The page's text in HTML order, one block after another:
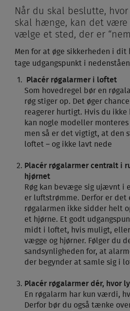
Når du skal beslutte,
skal hænge, kan det
vælge et sted, der er
Men for at øge sikkerheden i
tage udgangspunkt i
Placér røgalarmer i loftet
Som hovedregel bør en
røg stiger op. Det øger
reagerer hurtigt. Hvis du
kan nogle modeller
men så er det vigtigt, at den
loftet – og ikke lavt nede
Placér røgalarmer centralt i
hjørnet
Røg kan bevæge sig ujævnt i
er luftstrømme. Derfor er det
røgalarmen ikke sidder helt
et hjørne. Et godt
midt i loftet, hvis muligt,
vægge og hjørner. Følger du
sandsynligheden for, at
der begynder at samle sig i
Placér røgalarmer dér, hvor
En røgalarm har kun værdi,
Derfor bør du også tænke